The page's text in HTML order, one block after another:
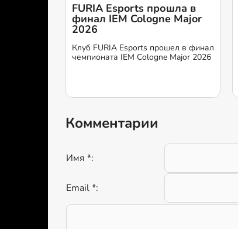
FURIA Esports прошла в
финал IEM Cologne Major
2026
Клуб FURIA Esports прошел в финал
чемпионата IEM Cologne Major 2026
Комментарии
Имя *:
Email *: